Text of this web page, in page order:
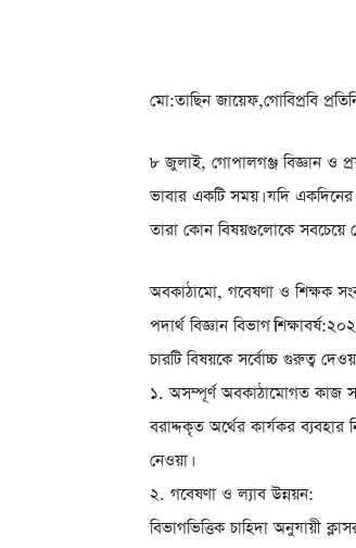
মো:তাছিন জায়েফ,গোবিপ্রবি
৮ জুলাই, গোপালগঞ্জ বিজ্ঞান ও
ভাবার একটি সময়। যদি একদিনের
তারা কোন বিষয়গুলোকে সবচেয়ে
অবকাঠামো, গবেষণা ও শিক্ষক
পদার্থ বিজ্ঞান
চারটি বিষয়কে সর্বোচ্চ গুরুত্ব
১. অসম্পূর্ণ অবকাঠামোগত কাজ
বরাদ্দকৃত অর্থের কার্যকর
নেওয়া।
২. গবেষণা ও ল্যাব উন্নয়ন:
বিভাগভিত্তিক চাহিদা অনুযায়ী